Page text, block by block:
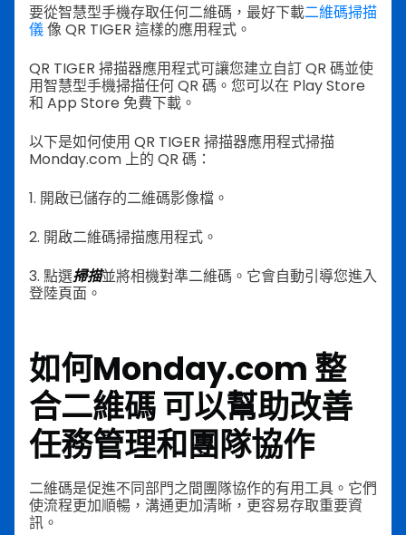
要從智慧型手機存取任何二維碼，最好下載二維碼掃描
儀像 QR TIGER 這樣的應用程式。
QR TIGER 掃描器應用程式可讓您建立自訂 QR 碼並使
用智慧型手機掃描任何 QR 碼。您可以在 Play Store
和 App Store 免費下載。
以下是如何使用 QR TIGER 掃描器應用程式掃描
Monday.com 上的 QR 碼：
1. 開啟已儲存的二維碼影像檔。
2. 開啟二維碼掃描應用程式。
3. 點選掃描並將相機對準二維碼。它會自動引導您進入
登陸頁面。
如何Monday.com 整
合二維碼可以幫助改善
任務管理和團隊協作
二維碼是促進不同部門之間團隊協作的有用工具。它們
使流程更加順暢，溝通更加清晰，更容易存取重要資
訊。